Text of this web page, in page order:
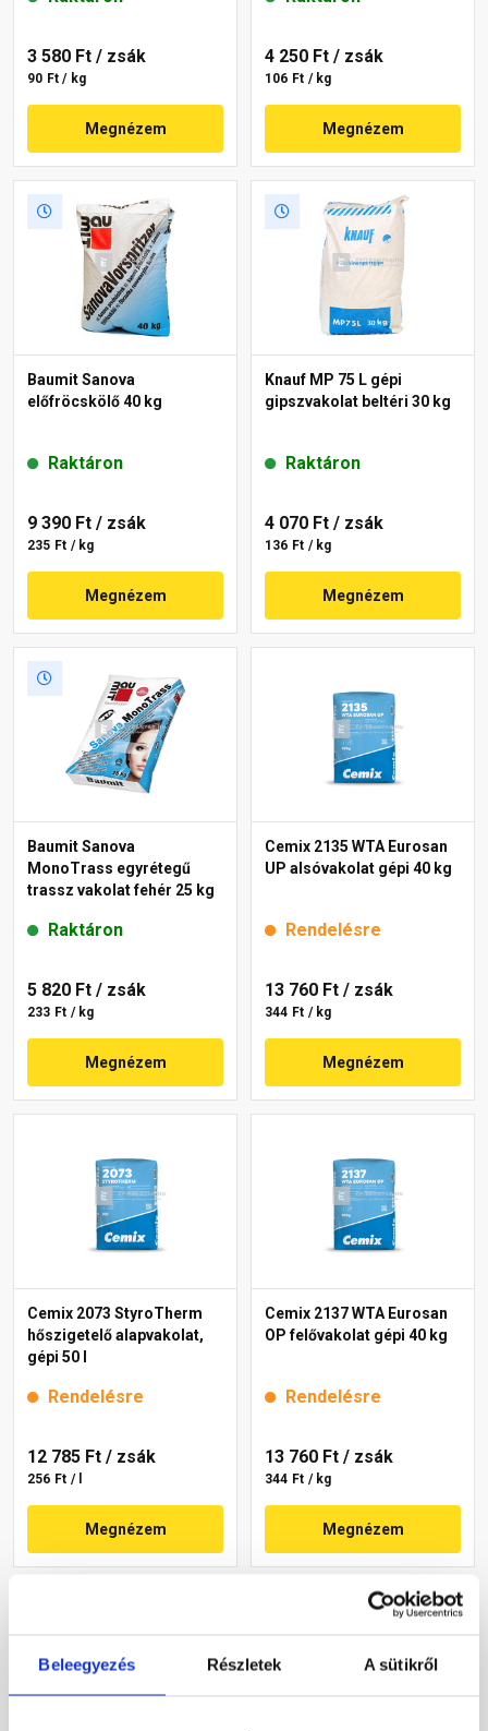
Beleegyezés Részletek A sütikről
3 580 Ft / zsák
90 Ft / kg
Megnézem
4 250 Ft / zsák
106 Ft / kg
Megnézem
Baumit Sanova
előfröcskölő 40 kg
Raktáron
9 390 Ft / zsák
235 Ft / kg
Megnézem
Knauf MP 75 L gépi
gipszvakolat beltéri 30 kg
Raktáron
4 070 Ft / zsák
136 Ft / kg
Megnézem
Baumit Sanova
MonoTrass egyrétegű
trassz vakolat fehér 25 kg
Raktáron
5 820 Ft / zsák
233 Ft / kg
Megnézem
Cemix 2135 WTA Eurosan
UP alsóvakolat gépi 40 kg
Rendelésre
13 760 Ft / zsák
344 Ft / kg
Megnézem
Cemix 2073 StyroTherm
hőszigetelő alapvakolat,
gépi 50 l
Rendelésre
12 785 Ft / zsák
256 Ft / l
Megnézem
Cemix 2137 WTA Eurosan
OP felővakolat gépi 40 kg
Rendelésre
13 760 Ft / zsák
344 Ft / kg
Megnézem